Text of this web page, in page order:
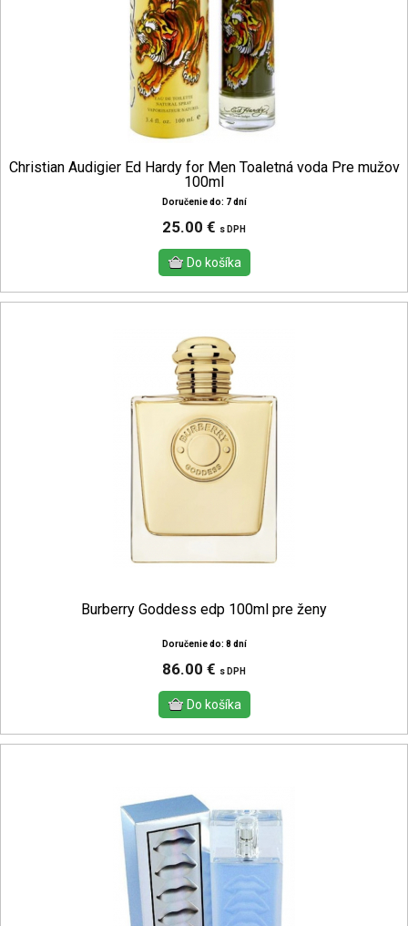
Christian Audigier Ed Hardy for Men Toaletná voda Pre mužov
100ml
Doručenie do: 7 dní
25.00 € s DPH
Burberry Goddess edp 100ml pre ženy
Doručenie do: 8 dní
86.00 € s DPH